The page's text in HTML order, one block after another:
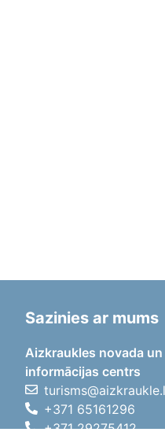
Sazinies ar mums
Aizkraukles novada
informācijas centrs
+371 65161296
+371 29275412